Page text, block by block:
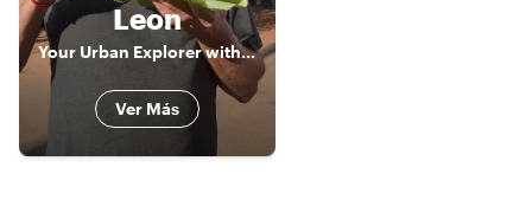
Leon
Your Urban Explorer with 32 yrs. of experience; Your best Companion for Toronto and Niagara Falls
Ver Más